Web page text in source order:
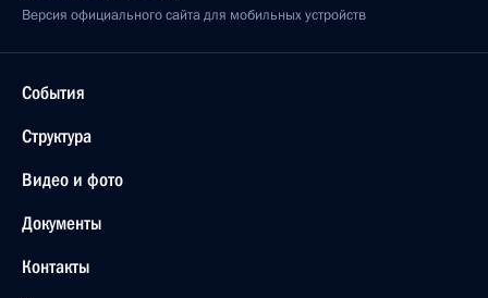
Версия официального сайта для мобильных устройств
События
Структура
Видео и фото
Документы
Контакты